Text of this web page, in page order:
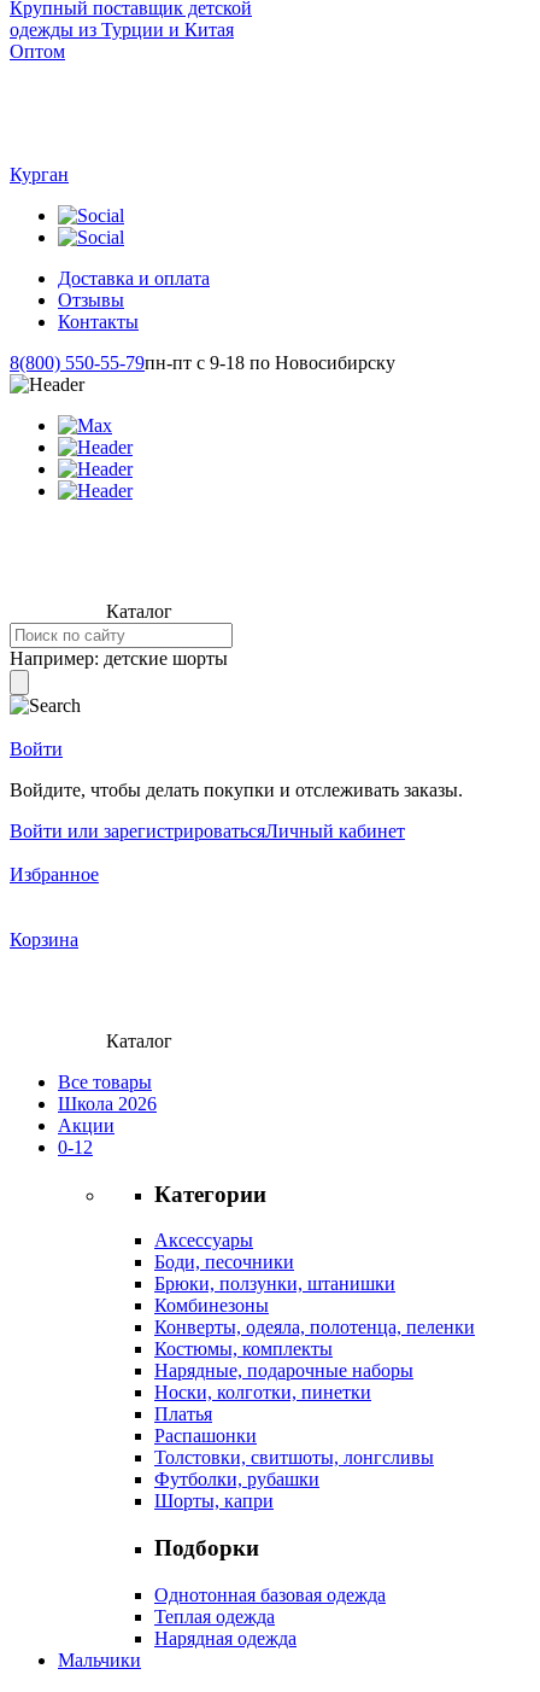
Крупный поставщик детской
одежды из Турции и Китая
Оптом
Курган
Доставка и оплата
Отзывы
Контакты
8(800) 550-55-79пн-пт с 9-18 по Новосибирску
Каталог
Например: детские шорты
Войти
Войдите, чтобы делать покупки и отслеживать заказы.
Войти или зарегистрироватьсяЛичный кабинет
Избранное
Корзина
Каталог
Все товары
Школа 2026
Акции
0-12
Категории
Аксессуары
Боди, песочники
Брюки, ползунки, штанишки
Комбинезоны
Конверты, одеяла, полотенца, пеленки
Костюмы, комплекты
Нарядные, подарочные наборы
Носки, колготки, пинетки
Платья
Распашонки
Толстовки, свитшоты, лонгсливы
Футболки, рубашки
Шорты, капри
Подборки
Однотонная базовая одежда
Теплая одежда
Нарядная одежда
Мальчики